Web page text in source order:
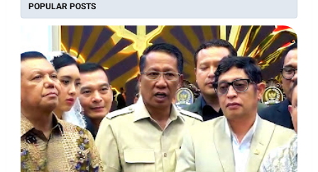
POPULAR POSTS